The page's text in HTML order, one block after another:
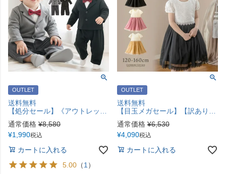
OUTLET
送料無料
【処分セール】《アウトレット》蝶ネクタイ付きフォーマル ロンパースTAK【EOP】
通常価格 ¥8,580
¥1,990税込
カートに入れる
5.00 （1 ）
OUTLET
送料無料
【目玉メガセール】【訳ありアウトレット】レーストップスシフォンワンピースTAK
通常価格 ¥6,530
¥4,090税込
カートに入れる